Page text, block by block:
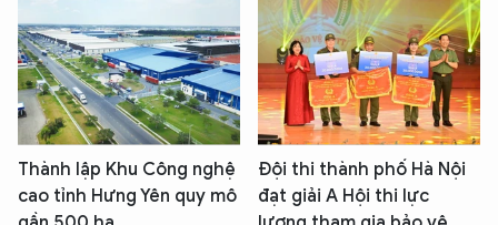
Thành lập Khu Công nghệ
cao tỉnh Hưng Yên quy mô
Đội thi thành phố Hà Nội
đạt giải A Hội thi lực